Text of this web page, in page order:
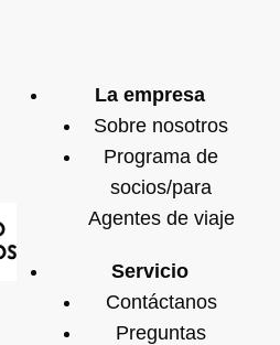
La empresa
Sobre nosotros
Programa de
socios/para
Agentes de viaje
Servicio
Contáctanos
Preguntas